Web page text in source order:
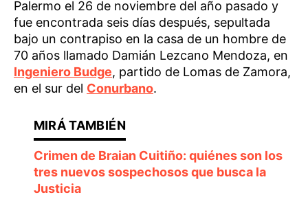
Palermo el 26 de noviembre del año pasado y
fue encontrada seis días después, sepultada
bajo un contrapiso en la casa de un hombre de
70 años llamado Damián Lezcano Mendoza, en
Ingeniero Budge, partido de Lomas de Zamora,
en el sur del Conurbano.
Crimen de Braian Cuitiño: quiénes son los
tres nuevos sospechosos que busca la
Justicia